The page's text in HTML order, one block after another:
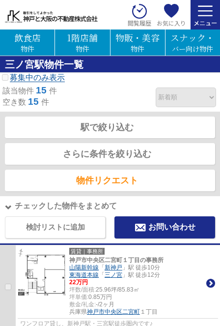
閲覧履歴 お気に入り
飲食店
物件
1階店舗
物件
物販・美容
物件
スナック・
バー向け物件
三ノ宮駅物件一覧
募集中のみ表示
該当物件 15 件
空き数 15 件
駅で絞り込む
さらに条件を絞り込む
物件リクエスト
チェックした物件をまとめて
検討リストに追加 お問い合わせ
賃貸｜事務所
神戸市中央区二宮町１丁目の事務所
山陽新幹線 「 新神戸 」駅 徒歩10分
東海道本線 「 三ノ宮 」駅 徒歩12分
22万円
坪数/面積:25.96坪/85.83㎡
坪単価:0.85万円
敷金/礼金:-/2ヶ月
兵庫県神戸市中央区二宮町 １丁目
ワンフロア貸し、新神戸駅・三宮駅徒歩圏内です♪